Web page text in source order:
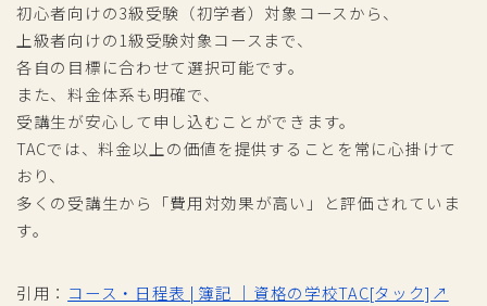
初心者向けの3級受験（初学者）対象コースから、
上級者向けの1級受験対象コースまで、
各自の目標に合わせて選択可能です。
また、料金体系も明確で、
受講生が安心して申し込むことができます。
TACでは、料金以上の価値を提供することを常に心掛けて
おり、
多くの受講生から「費用対効果が高い」と評価されていま
す。
引用： コース・日程表 | 簿記 ｜資格の学校TAC[タック]↗